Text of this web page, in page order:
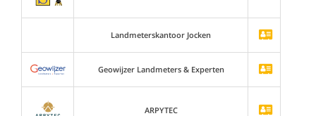
Landmeterskantoor Jocken
Geowijzer Landmeters & Experten
ARPYTEC